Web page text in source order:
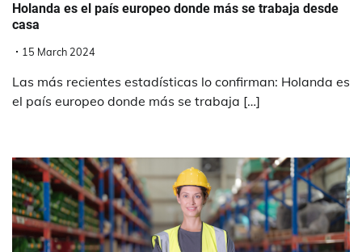
Holanda es el país europeo donde más se trabaja desde
casa
15 March 2024
Las más recientes estadísticas lo confirman: Holanda es
el país europeo donde más se trabaja […]